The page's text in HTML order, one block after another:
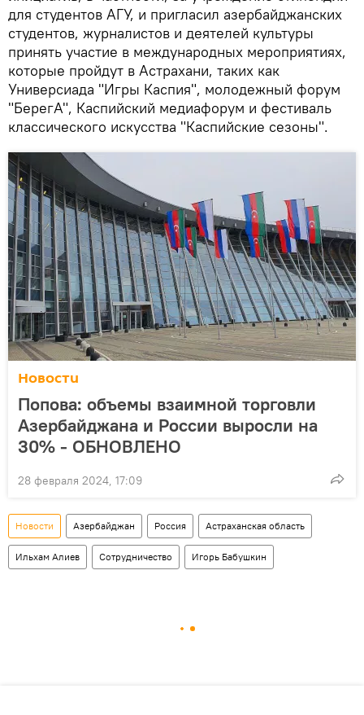
для студентов АГУ, и пригласил азербайджанских
студентов, журналистов и деятелей культуры
принять участие в международных мероприятиях,
которые пройдут в Астрахани, таких как
Универсиада "Игры Каспия", молодежный форум
"БерегА", Каспийский медиафорум и фестиваль
классического искусства "Каспийские сезоны".
Новости
Попова: объемы взаимной торговли
Азербайджана и России выросли на
30% - ОБНОВЛЕНО
28 февраля 2024, 17:09
Новости Азербайджан Россия Астраханская область
Ильхам Алиев Сотрудничество Игорь Бабушкин